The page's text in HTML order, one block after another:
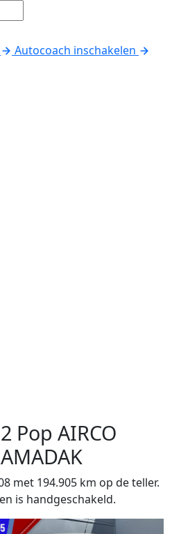
Autocoach inschakelen
Pop AIRCO
met 194.905 km op de teller.
is handgeschakeld.